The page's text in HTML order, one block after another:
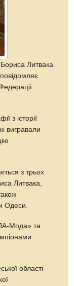
Литвака
з історії
вигравали
з трьох
Литвака,
Одеси.
Мода» та
області